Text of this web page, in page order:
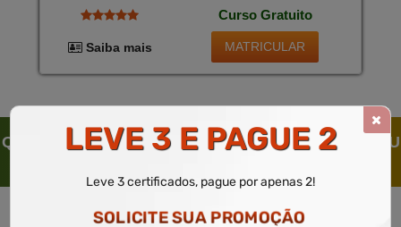
Conceitos de Computação e Internet, Ensinando Desde
o Manuseio Básico do Computador até a Aplicação de
Programas Mais Utilizados no Mercado de Trabalho. no
Final, Você Pode Adquirir Um Certificado Opcional
Curso Gratuito
Saiba mais MATRICULAR
QUEM SOLICITOU ESTE CURSO LIVRE, SOLICITOU
LEVE 3 E PAGUE 2
Leve 3 certificados, pague por apenas 2!
SOLICITE SUA PROMOÇÃO